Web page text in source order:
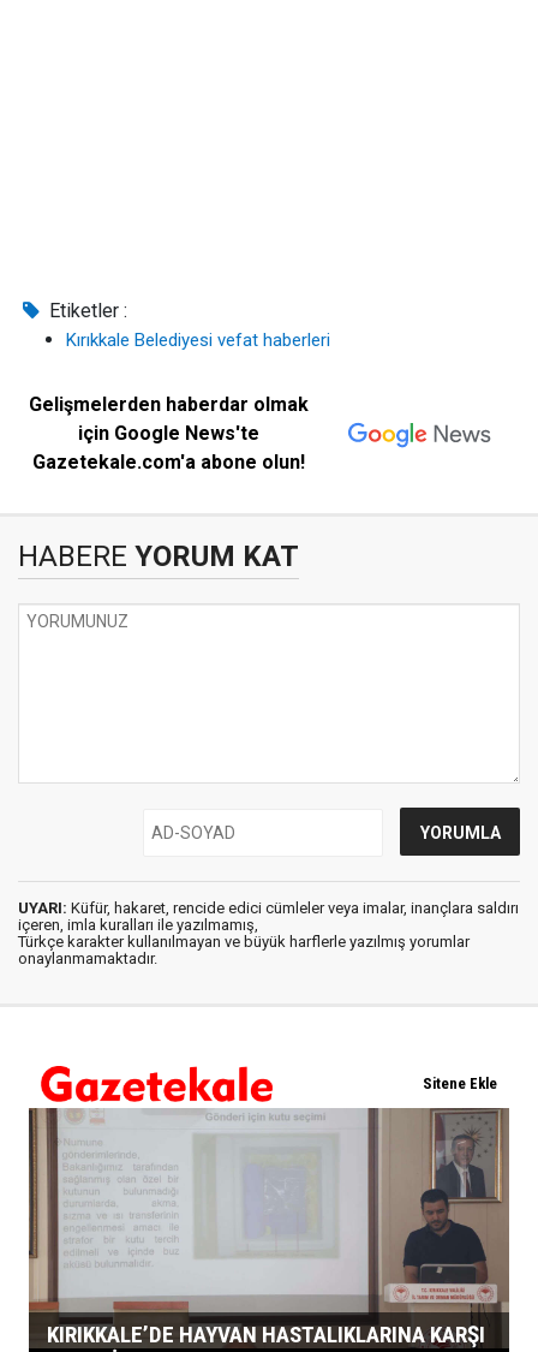
Etiketler :
Kırıkkale Belediyesi vefat haberleri
Gelişmelerden haberdar olmak
için Google News'te
Gazetekale.com'a abone olun!
HABERE YORUM KAT
UYARI: Küfür, hakaret, rencide edici cümleler veya imalar, inançlara saldırı
içeren, imla kuralları ile yazılmamış,
Türkçe karakter kullanılmayan ve büyük harflerle yazılmış yorumlar
onaylanmamaktadır.